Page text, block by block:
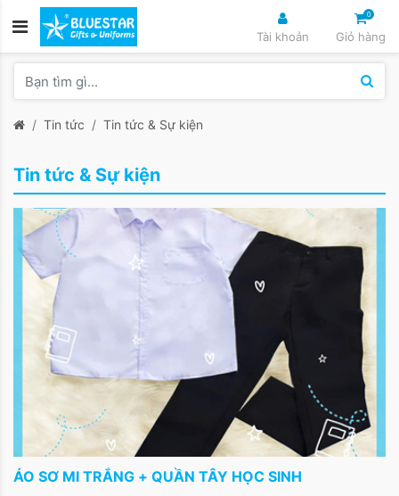
Tài khoản
0
Giỏ hàng
Tin tức Tin tức & Sự kiện
Tin tức & Sự kiện
ÁO SƠ MI TRẮNG + QUẦN TÂY HỌC SINH